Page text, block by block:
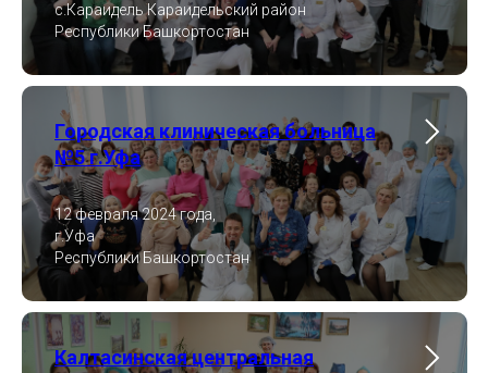
с.Караидель Караидельский район
Республики Башкортостан
Городская клиническая больница
№5 г.Уфа
12 февраля 2024 года,
г.Уфа
Республики Башкортостан
Калтасинская центральная